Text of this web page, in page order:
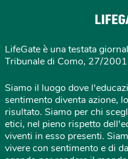
LifeGate è una testata
Tribunale di Como, 27/2001
Siamo il luogo dove
sentimento diventa azione,
risultato. Siamo per chi
etici, nel pieno rispetto
viventi in esso presenti.
vivere con sentimento e di